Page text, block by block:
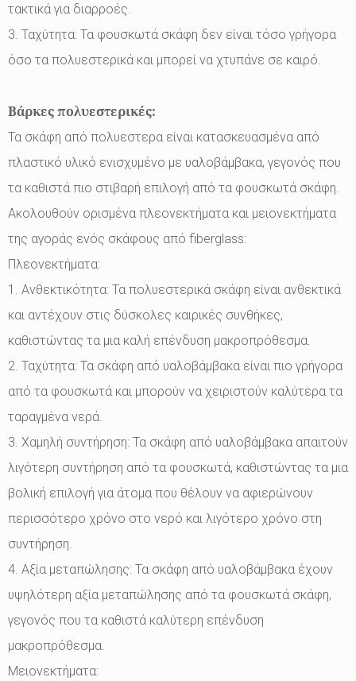
τακτικά για διαρροές.
3. Ταχύτητα: Τα φουσκωτά σκάφη δεν είναι τόσο γρήγορα
όσο τα πολυεστερικά και μπορεί να χτυπάνε σε καιρό.
Βάρκες πολυεστερικές:
Τα σκάφη από πολυεστερα είναι κατασκευασμένα από
πλαστικό υλικό ενισχυμένο με υαλοβάμβακα, γεγονός που
τα καθιστά πιο στιβαρή επιλογή από τα φουσκωτά σκάφη.
Ακολουθούν ορισμένα πλεονεκτήματα και μειονεκτήματα
της αγοράς ενός σκάφους από fiberglass:
Πλεονεκτήματα:
1. Ανθεκτικότητα: Τα πολυεστερικά σκάφη είναι ανθεκτικά
και αντέχουν στις δύσκολες καιρικές συνθήκες,
καθιστώντας τα μια καλή επένδυση μακροπρόθεσμα.
2. Ταχύτητα: Τα σκάφη από υαλοβάμβακα είναι πιο γρήγορα
από τα φουσκωτά και μπορούν να χειριστούν καλύτερα τα
ταραγμένα νερά.
3. Χαμηλή συντήρηση: Τα σκάφη από υαλοβάμβακα απαιτούν
λιγότερη συντήρηση από τα φουσκωτά, καθιστώντας τα μια
βολική επιλογή για άτομα που θέλουν να αφιερώνουν
περισσότερο χρόνο στο νερό και λιγότερο χρόνο στη
συντήρηση.
4. Αξία μεταπώλησης: Τα σκάφη από υαλοβάμβακα έχουν
υψηλότερη αξία μεταπώλησης από τα φουσκωτά σκάφη,
γεγονός που τα καθιστά καλύτερη επένδυση
μακροπρόθεσμα.
Μειονεκτήματα: